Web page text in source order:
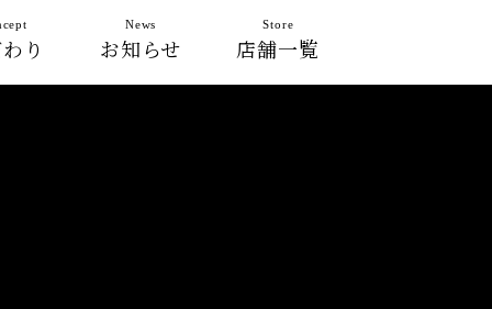
り お知らせ
News
店舗一覧
Store